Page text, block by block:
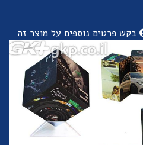
בקש פרטים נוספים על מוצר זה